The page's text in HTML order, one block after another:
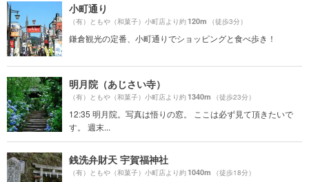
小町通り
（有）ともや（和菓子）小町店より約120m （徒歩3分）
鎌倉観光の定番、小町通りでショッピングと食べ歩き！
明月院（あじさい寺）
（有）ともや（和菓子）小町店より約1340m （徒歩23分）
12:35 明月院。写真は悟りの窓。 ここは必ず見て頂きたいで
す。 週末...
銭洗弁財天 宇賀福神社
（有）ともや（和菓子）小町店より約1040m （徒歩18分）